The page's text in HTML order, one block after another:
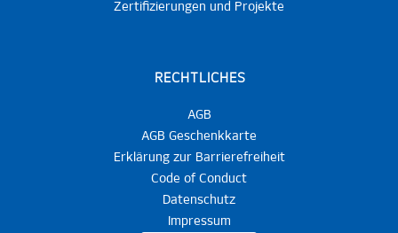
Zertifizierungen und Projekte
RECHTLICHES
AGB
AGB Geschenkkarte
Erklärung zur Barrierefreiheit
Code of Conduct
Datenschutz
Impressum